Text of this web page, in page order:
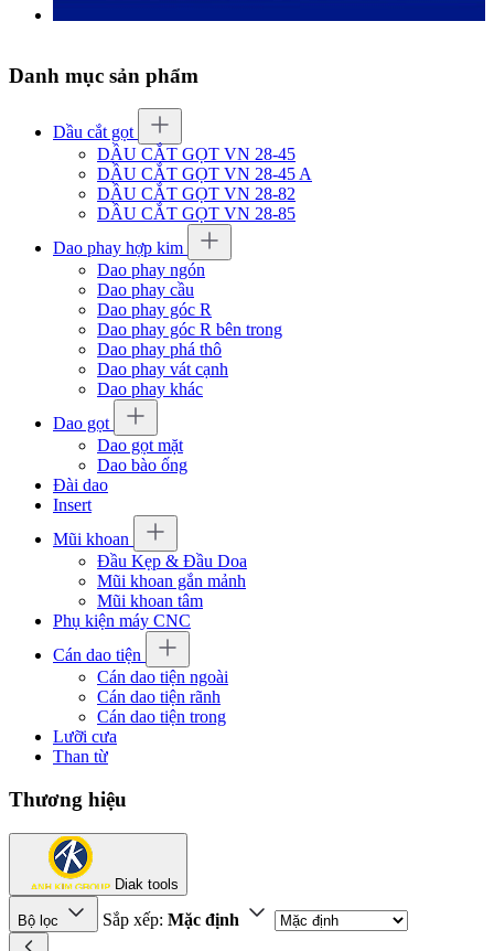
Danh mục sản phẩm
Dầu cắt gọt
DẦU CẮT GỌT VN 28-45
DẦU CẮT GỌT VN 28-45 A
DẦU CẮT GỌT VN 28-82
DẦU CẮT GỌT VN 28-85
Dao phay hợp kim
Dao phay ngón
Dao phay cầu
Dao phay góc R
Dao phay góc R bên trong
Dao phay phá thô
Dao phay vát cạnh
Dao phay khác
Dao gọt
Dao gọt mặt
Dao bào ống
Đài dao
Insert
Mũi khoan
Đầu Kẹp & Đầu Doa
Mũi khoan gắn mảnh
Mũi khoan tâm
Phụ kiện máy CNC
Cán dao tiện
Cán dao tiện ngoài
Cán dao tiện rãnh
Cán dao tiện trong
Lưỡi cưa
Than từ
Thương hiệu
Diak tools
Bộ lọc Sắp xếp: Mặc định